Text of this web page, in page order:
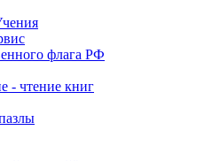
флага РФ
- чтение книг